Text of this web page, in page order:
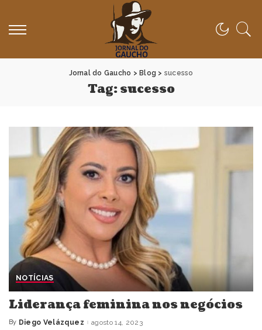
Jornal do Gaucho > Blog > sucesso
Tag:sucesso
NOTÍCIAS
Liderança feminina nos negócios
Posted
By Diego Velázquez agosto 14, 2023